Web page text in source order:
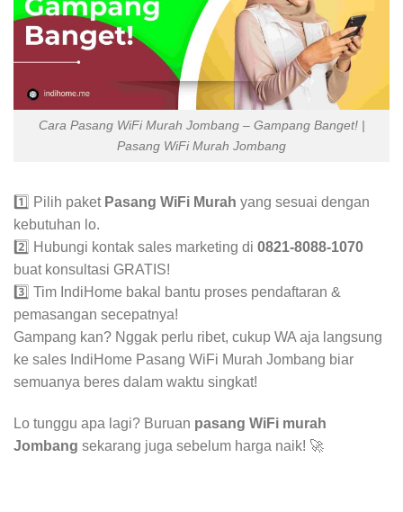
Cara Pasang WiFi Murah Jombang – Gampang Banget! |
Pasang WiFi Murah Jombang
1️⃣ Pilih paket Pasang WiFi Murah yang sesuai dengan
kebutuhan lo.
2️⃣ Hubungi kontak sales marketing di 0821-8088-1070
buat konsultasi GRATIS!
3️⃣ Tim IndiHome bakal bantu proses pendaftaran &
pemasangan secepatnya!
Gampang kan? Nggak perlu ribet, cukup WA aja langsung
ke sales IndiHome Pasang WiFi Murah Jombang biar
semuanya beres dalam waktu singkat!
Lo tunggu apa lagi? Buruan pasang WiFi murah
Jombang sekarang juga sebelum harga naik! 🚀